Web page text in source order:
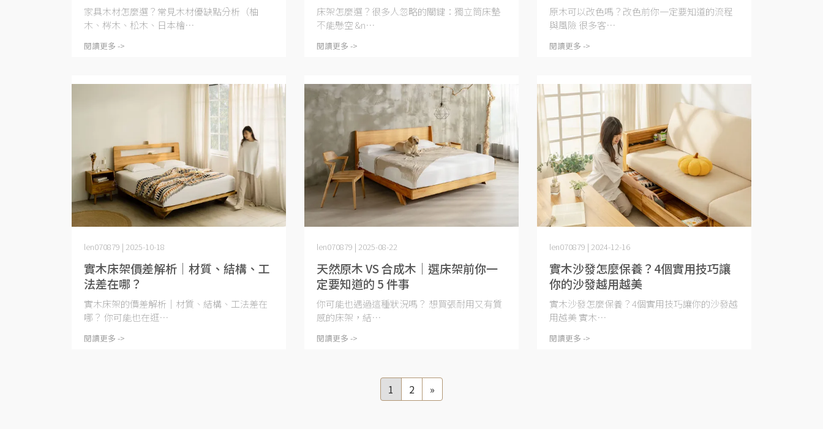
家具木材怎麼選？常見木材優缺點分析（柚
木、梣木、松木、日本檜⋯
閱讀更多 ->
床架怎麼選？很多人忽略的關鍵：獨立筒床墊
不能懸空 &n⋯
閱讀更多 ->
原木可以改色嗎？改色前你一定要知道的流程
與風險 很多客⋯
閱讀更多 ->
實木床架價差解析｜材質、結構、工
法差在哪？
len070879 | 2025-10-18
實木床架的價差解析｜材質、結構、工法差在
哪？ 你可能也在逛⋯
閱讀更多 ->
天然原木 VS 合成木｜選床架前你一
定要知道的 5 件事
len070879 | 2025-08-22
你可能也遇過這種狀況嗎？ 想買張耐用又有質
感的床架，結⋯
閱讀更多 ->
實木沙發怎麼保養？4個實用技巧讓
你的沙發越用越美
len070879 | 2024-12-16
實木沙發怎麼保養？4個實用技巧讓你的沙發越
用越美 實木⋯
閱讀更多 ->
1 2 »